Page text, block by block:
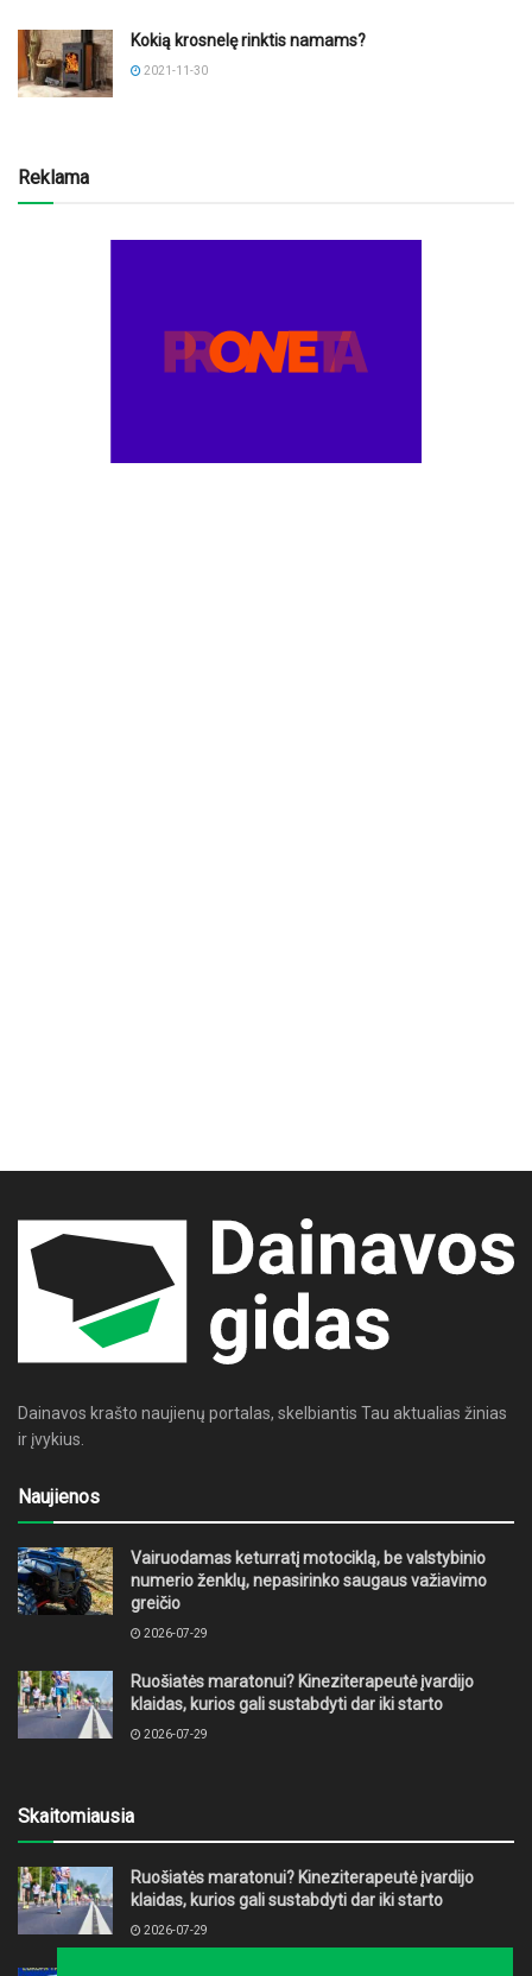
Kokią krosnelę rinktis namams?
2021-11-30
Reklama
Dainavos krašto naujienų portalas, skelbiantis Tau aktualias žinias
ir įvykius.
Naujienos
Vairuodamas keturratį motociklą, be valstybinio
numerio ženklų, nepasirinko saugaus važiavimo
greičio
2026-07-29
Ruošiatės maratonui? Kineziterapeutė įvardijo
klaidas, kurios gali sustabdyti dar iki starto
2026-07-29
Skaitomiausia
Ruošiatės maratonui? Kineziterapeutė įvardijo
klaidas, kurios gali sustabdyti dar iki starto
2026-07-29